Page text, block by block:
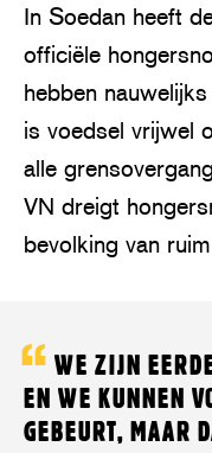
In Soedan heeft
officiële
hebben
is voedsel vrijwel
alle
VN dreigt
bevolking van
WE ZIJN
EN WE KUNNEN
GEBEURT, MAAR